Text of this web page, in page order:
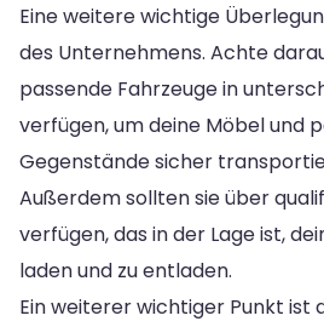
Eine weitere wichtige
des Unternehmens. Achte
passende Fahrzeuge in
verfügen, um deine Möbel und
Gegenstände sicher
Außerdem sollten sie über
verfügen, das in der Lage ist,
laden und zu entladen.
Ein weiterer wichtiger Punkt ist